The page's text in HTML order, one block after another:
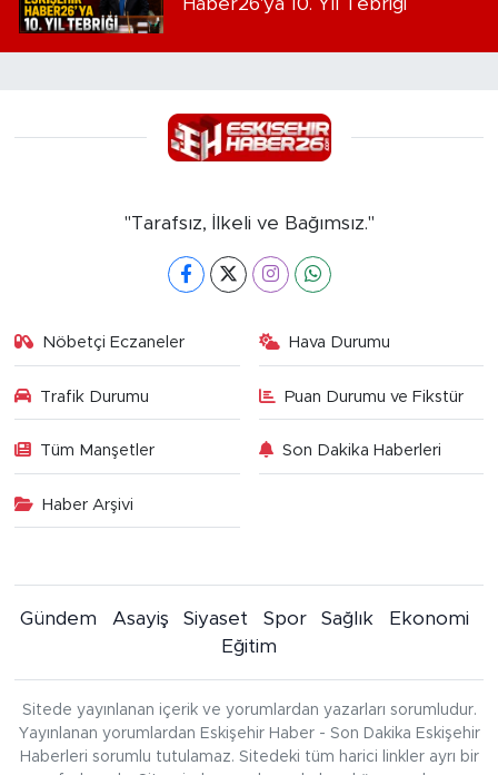
Haber26'ya 10. Yıl Tebriği
"Tarafsız, İlkeli ve Bağımsız."
Nöbetçi Eczaneler Hava Durumu
Trafik Durumu Puan Durumu ve Fikstür
Tüm Manşetler Son Dakika Haberleri
Haber Arşivi
Gündem Asayiş Siyaset Spor Sağlık
Ekonomi
Eğitim
Sitede yayınlanan içerik ve yorumlardan yazarları sorumludur.
Yayınlanan yorumlardan Eskişehir Haber - Son Dakika Eskişehir
Haberleri sorumlu tutulamaz. Sitedeki tüm harici linkler ayrı bir